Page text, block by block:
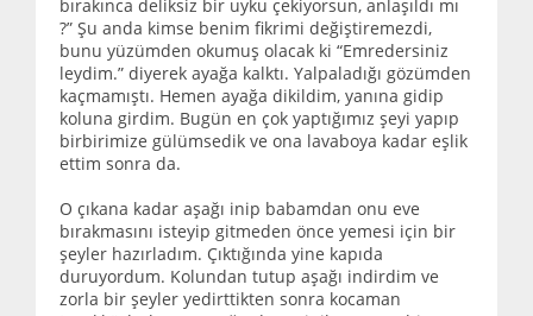
bırakınca deliksiz bir uyku çekiyorsun, anlaşıldı mı
?” Şu anda kimse benim fikrimi değiştiremezdi,
bunu yüzümden okumuş olacak ki “Emredersiniz
leydim.” diyerek ayağa kalktı. Yalpaladığı gözümden
kaçmamıştı. Hemen ayağa dikildim, yanına gidip
koluna girdim. Bugün en çok yaptığımız şeyi yapıp
birbirimize gülümsedik ve ona lavaboya kadar eşlik
ettim sonra da.
O çıkana kadar aşağı inip babamdan onu eve
bırakmasını isteyip gitmeden önce yemesi için bir
şeyler hazırladım. Çıktığında yine kapıda
duruyordum. Kolundan tutup aşağı indirdim ve
zorla bir şeyler yedirttikten sonra kocaman